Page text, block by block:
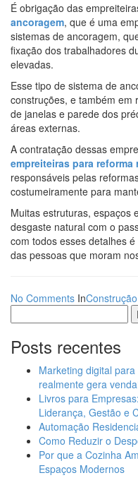
É obrigação das
ancoragem, que é uma
sistemas de ancoragem,
fixação dos trabalhadores
elevadas.
Esse tipo de sistema de
construções, e também em
de janelas e parede dos
áreas externas.
A contratação dessas
empreiteiras para reforma
responsáveis pelas
costumeiramente para
Muitas estruturas, espaços
desgaste natural com o
com todos esses detalhes
das pessoas que moram
No Comments InConstrução
por:
Posts recentes
Marketing digital
realmente gera
Livros para
Liderança, Gestão e
Automação
Como Reduzir o
Por que a Cozinha
Espaços Modernos